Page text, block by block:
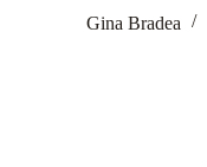
Gina Bradea